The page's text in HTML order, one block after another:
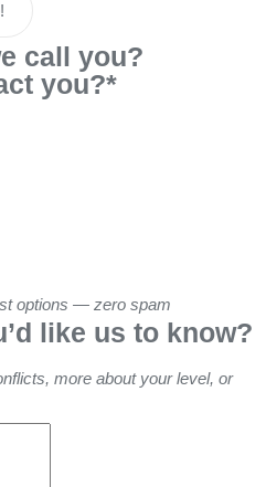
call you?
you?*
options — zero spam
like us to know?
more about your level, or